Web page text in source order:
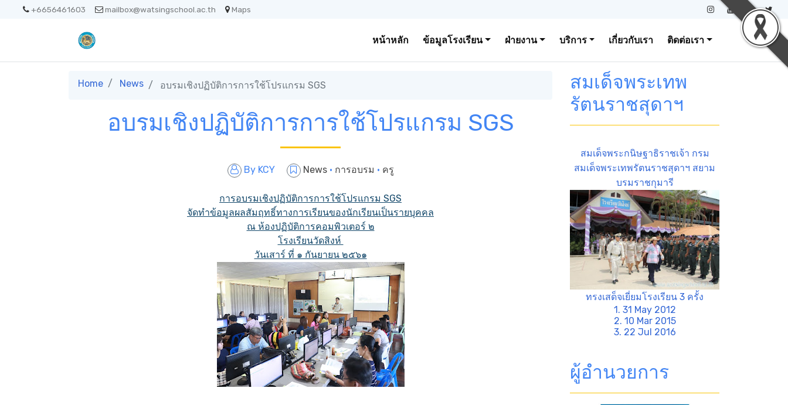
+6656461603 mailbox@watsingschool.ac.th Maps
หน้าหลัก ข้อมูลโรงเรียน ฝ่ายงาน บริการ เกี่ยวกับเรา ติดต่อเรา
Home News อบรมเชิงปฏิบัติการการใช้โปรแกรม SGS
อบรมเชิงปฏิบัติการการใช้โปรแกรม SGS
By KCY News · การอบรม · ครู
การอบรมเชิงปฏิบัติการการใช้โปรแกรม SGS
จัดทำข้อมูลผลสัมฤทธิ์ทางการเรียนของนักเรียนเป็นรายบุคคล
ณ ห้องปฏิบัติการคอมพิวเตอร์ ๒
โรงเรียนวัดสิงห์
วันเสาร์ ที่ ๑ กันยายน ๒๕๖๑
สมเด็จพระเทพ
รัตนราชสุดาฯ
สมเด็จพระกนิษฐาธิราชเจ้า กรม
สมเด็จพระเทพรัตนราชสุดาฯ สยาม
บรมราชกุมารี
ทรงเสด็จเยี่ยมโรงเรียน 3 ครั้ง
1. 31 May 2012
2. 10 Mar 2015
3. 22 Jul 2016
ผู้อำนวยการ